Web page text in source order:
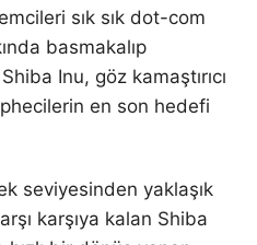
sık sık dot-com
basmakalıp
Inu, göz kamaştırıcı
en son hedefi
seviyesinden yaklaşık
karşıya kalan Shiba